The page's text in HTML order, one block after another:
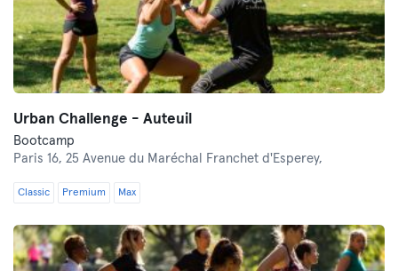
Urban Challenge - Auteuil
Bootcamp
Paris 16, 25 Avenue du Maréchal Franchet d'Esperey,
Classic Premium Max